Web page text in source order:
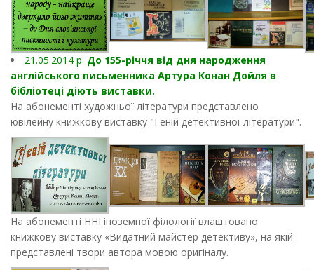
21.05.2014 р. До 155-річчя від дня народження
англійського письменника Артура Конан Дойля в
бібліотеці діють виставки.
На абонементі художньої літератури представлено
ювілейну книжкову виставку "Геній детективної літератури".
На абонементі ННІ іноземної філології влаштовано
книжкову виставку «Видатний майстер детективу», на якій
представлені твори автора мовою оригіналу.